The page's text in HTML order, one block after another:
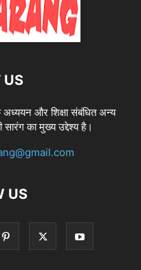
US
के अध्ययन और शिक्षा संबंधित अन्य
सारंग का मुख्य उद्देश्य है।
US